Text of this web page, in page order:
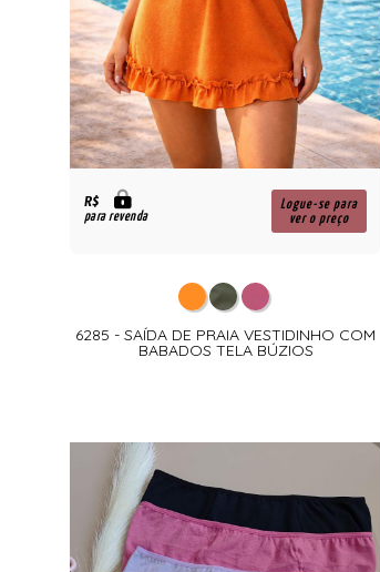
R$
para revenda
Logue-se para
ver o preço
6285 - SAÍDA DE PRAIA VESTIDINHO COM
BABADOS TELA BÚZIOS